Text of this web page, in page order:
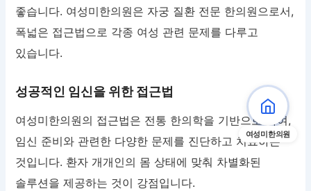
좋습니다. 여성미한의원은 자궁 질환 전문 한의원으로서,
폭넓은 접근법으로 각종 여성 관련 문제를 다루고
있습니다.
성공적인 임신을 위한 접근법
여성미한의원의 접근법은 전통 한의학을 기반으로 하여,
임신 준비와 관련한 다양한 문제를 진단하고 치료하는
것입니다. 환자 개개인의 몸 상태에 맞춰 차별화된
솔루션을 제공하는 것이 강점입니다.
여성미한의원